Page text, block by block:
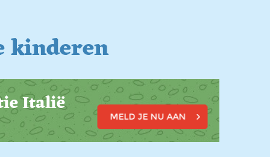
IJsland, 14 dagen
Italië, 20 dagen
Baltische Staten & Polen, 20 dagen
Servië, Bosnië en Herzegovina Kroatië & Montenegro, 18 dagen
Spanje, 8 dagen
Spanje, 18 dagen
Turkije, 20 dagen
Egypte & Jordanië, 17 dagen
Jordanië, 8 dagen
Marokko, 15 dagen
Marokko, 20 dagen
Turkije, 20 dagen
Indonesië
Japan
Nepal
Singapore
Sri Lanka
Thailand
Vietnam
Zuid-Korea
Indonesië: Sumatra, Java & Bali, 22
Indonesië: Kleine Sunda-eilanden,
Japan, 15 dagen
Japan, 21 dagen
Colombia
Costa Rica
Ecuador
Guatemala
Mexico
Suriname
Ecuador
Marokko
Namibië
Zanzibar
Zimbabwe
Zuid-Afrika
Marokko, 20 dagen
Namibië, Botswana &
Tanzania & Zanzibar,
Tanzania & Zanzibar,
Zuid-Afrika noord &
kinderen
Italië MELD JE NU AAN